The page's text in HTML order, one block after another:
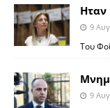
Ηταν
9
Του
9